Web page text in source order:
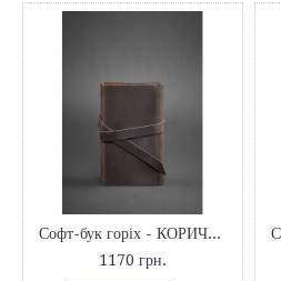
Софт-бук горіх - КОРИЧНЕВИЙ
1170 грн.